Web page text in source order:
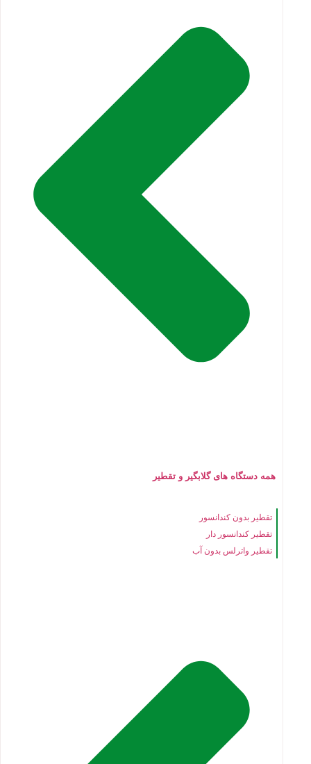
همه دستگاه های گلابگیر و تقطیر
تقطیر بدون کندانسور
تقطیر کندانسور دار
تقطیر واترلس بدون آب